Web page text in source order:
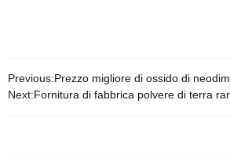
Previous:Prezzo migliore di ossido di
Next:Fornitura di fabbrica polvere di terra